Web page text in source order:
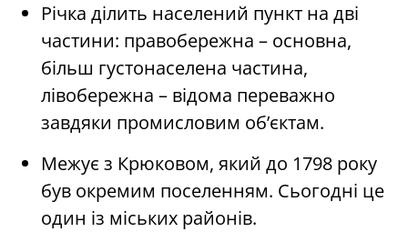
Річка ділить населений пункт на дві
частини: правобережна – основна,
більш густонаселена частина,
лівобережна – відома переважно
завдяки промисловим об’єктам.
Межує з Крюковом, який до 1798 року
був окремим поселенням. Сьогодні це
один із міських районів.